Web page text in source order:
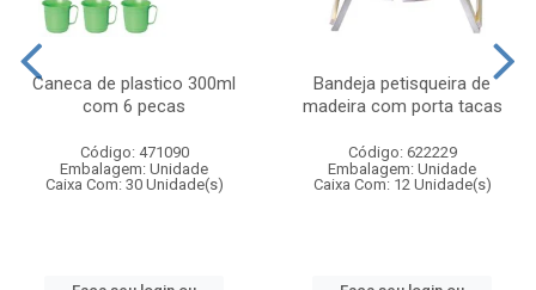
Caneca de plastico 300ml
com 6 pecas
Código: 471090
Embalagem: Unidade
Caixa Com: 30 Unidade(s)
Bandeja petisqueira de
madeira com porta tacas
Código: 622229
Embalagem: Unidade
Caixa Com: 12 Unidade(s)